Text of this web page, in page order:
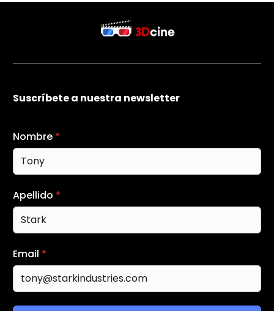
Suscríbete a nuestra newsletter
Nombre *
Apellido *
Email *